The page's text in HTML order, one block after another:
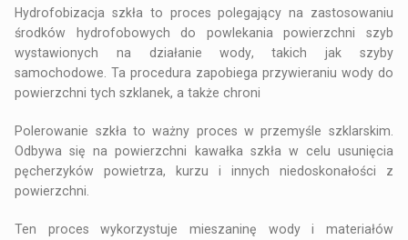
Hydrofobizacja szkła to proces polegający na zastosowaniu
środków hydrofobowych do powlekania powierzchni szyb
wystawionych na działanie wody, takich jak szyby
samochodowe. Ta procedura zapobiega przywieraniu wody do
powierzchni tych szklanek, a także chroni
Polerowanie szkła to ważny proces w przemyśle szklarskim.
Odbywa się na powierzchni kawałka szkła w celu usunięcia
pęcherzyków powietrza, kurzu i innych niedoskonałości z
powierzchni.
Ten proces wykorzystuje mieszaninę wody i materiałów